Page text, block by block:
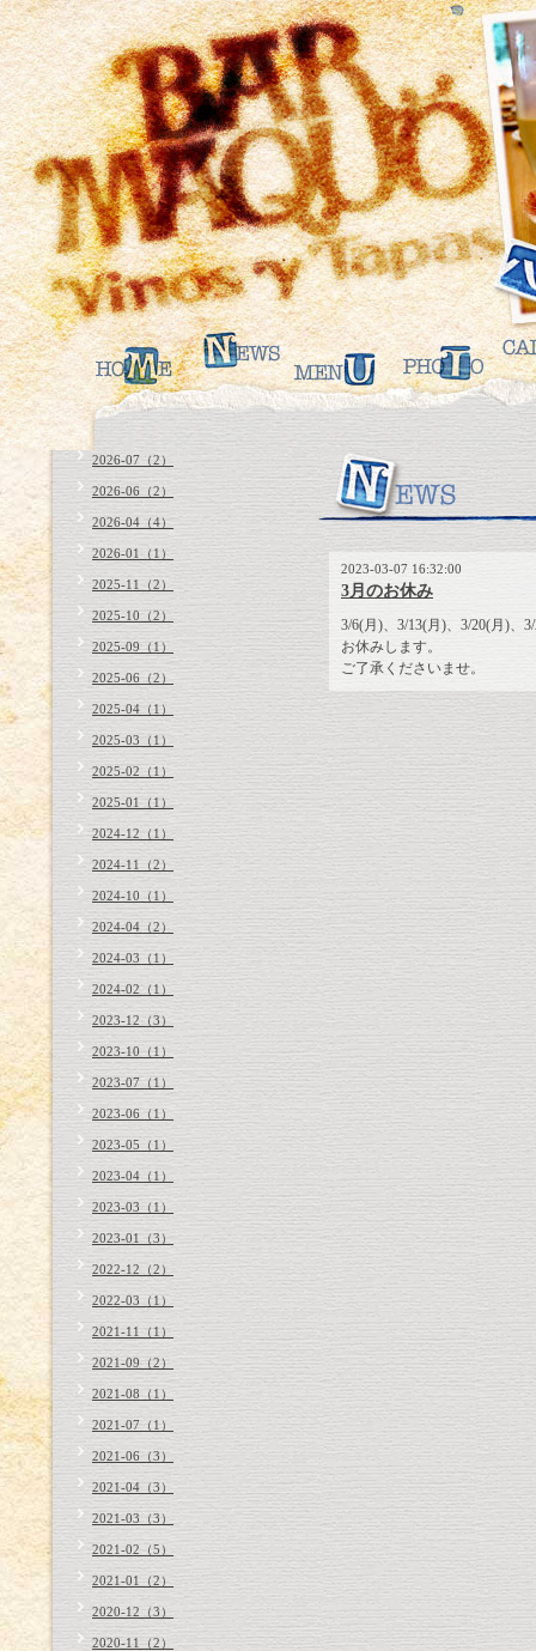
2023-03-07 16:32:00
3月のお休み
3/6(月)、3/13(月)、3/20(月)、
お休みします。
ご了承くださいませ。
2026-07（2）
2026-06（2）
2026-04（4）
2026-01（1）
2025-11（2）
2025-10（2）
2025-09（1）
2025-06（2）
2025-04（1）
2025-03（1）
2025-02（1）
2025-01（1）
2024-12（1）
2024-11（2）
2024-10（1）
2024-04（2）
2024-03（1）
2024-02（1）
2023-12（3）
2023-10（1）
2023-07（1）
2023-06（1）
2023-05（1）
2023-04（1）
2023-03（1）
2023-01（3）
2022-12（2）
2022-03（1）
2021-11（1）
2021-09（2）
2021-08（1）
2021-07（1）
2021-06（3）
2021-04（3）
2021-03（3）
2021-02（5）
2021-01（2）
2020-12（3）
2020-11（2）